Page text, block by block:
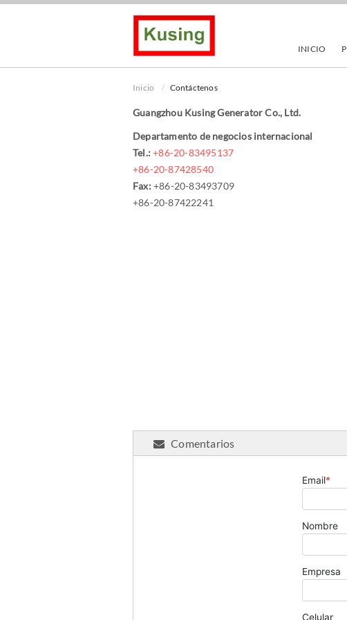
INICIO
Inicio Contáctenos
Guangzhou Kusing Generator Co., Ltd.
Departamento de negocios internacional
Tel.:+86-20-83495137
+86-20-87428540
Fax:+86-20-83493709
+86-20-87422241
Comentarios